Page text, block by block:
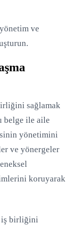
ve
sağlamak
belge ile aile
yönetimini
ve yönergeler
koruyarak
iş birliğini